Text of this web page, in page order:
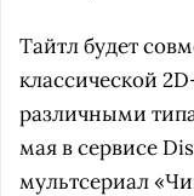
Тайтл будет
классической
различными
мая в сервисе
мультсериал